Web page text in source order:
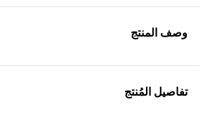
وصف المنتج
تفاصيل المُنتج